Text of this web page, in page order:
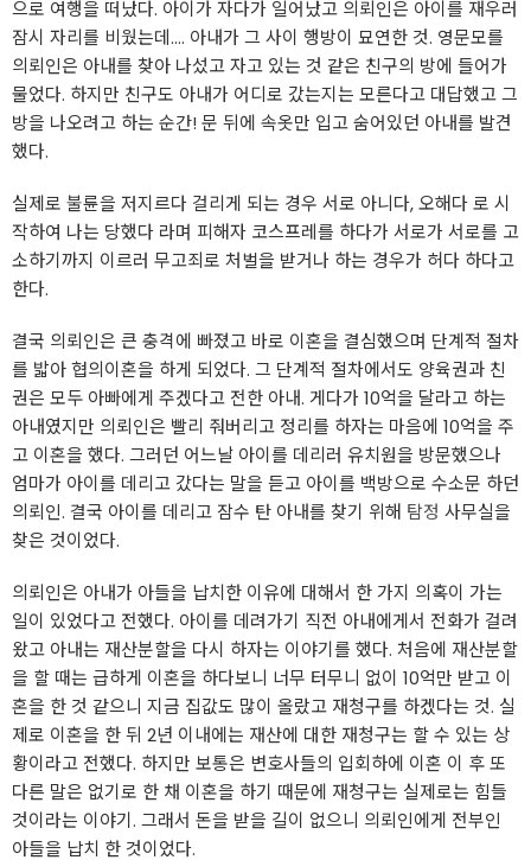
으로 여행을 떠났다. 아이가 자다가 일어났고 의뢰인은 아이를 재우러
잠시 자리를 비웠는데.... 아내가 그 사이 행방이 묘연한 것. 영문모를
의뢰인은 아내를 찾아 나섰고 자고 있는 것 같은 친구의 방에 들어가
물었다. 하지만 친구도 아내가 어디로 갔는지는 모른다고 대답했고 그
방을 나오려고 하는 순간! 문 뒤에 속옷만 입고 숨어있던 아내를 발견
했다.
실제로 불륜을 저지르다 걸리게 되는 경우 서로 아니다, 오해다 로 시
작하여 나는 당했다 라며 피해자 코스프레를 하다가 서로가 서로를 고
소하기까지 이르러 무고죄로 처벌을 받거나 하는 경우가 허다 하다고
한다.
결국 의뢰인은 큰 충격에 빠졌고 바로 이혼을 결심했으며 단계적 절차
를 밟아 협의이혼을 하게 되었다. 그 단계적 절차에서도 양육권과 친
권은 모두 아빠에게 주겠다고 전한 아내. 게다가 10억을 달라고 하는
아내였지만 의뢰인은 빨리 줘버리고 정리를 하자는 마음에 10억을 주
고 이혼을 했다. 그러던 어느날 아이를 데리러 유치원을 방문했으나
엄마가 아이를 데리고 갔다는 말을 듣고 아이를 백방으로 수소문 하던
의뢰인. 결국 아이를 데리고 잠수 탄 아내를 찾기 위해 탐정 사무실을
찾은 것이었다.
의뢰인은 아내가 아들을 납치한 이유에 대해서 한 가지 의혹이 가는
일이 있었다고 전했다. 아이를 데려가기 직전 아내에게서 전화가 걸려
왔고 아내는 재산분할을 다시 하자는 이야기를 했다. 처음에 재산분할
을 할 때는 급하게 이혼을 하다보니 너무 터무니 없이 10억만 받고 이
혼을 한 것 같으니 지금 집값도 많이 올랐고 재청구를 하겠다는 것. 실
제로 이혼을 한 뒤 2년 이내에는 재산에 대한 재청구는 할 수 있는 상
황이라고 전했다. 하지만 보통은 변호사들의 입회하에 이혼 이 후 또
다른 말은 없기로 한 채 이혼을 하기 때문에 재청구는 실제로는 힘들
것이라는 이야기. 그래서 돈을 받을 길이 없으니 의뢰인에게 전부인
아들을 납치 한 것이었다.